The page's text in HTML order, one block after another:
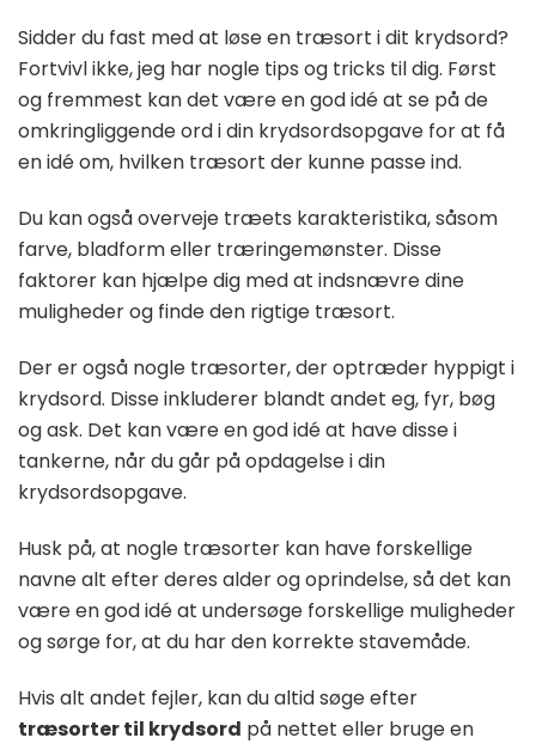
Sidder du fast med at løse en træsort i dit krydsord?
Fortvivl ikke, jeg har nogle tips og tricks til dig. Først
og fremmest kan det være en god idé at se på de
omkringliggende ord i din krydsordsopgave for at få
en idé om, hvilken træsort der kunne passe ind.
Du kan også overveje træets karakteristika, såsom
farve, bladform eller træringemønster. Disse
faktorer kan hjælpe dig med at indsnævre dine
muligheder og finde den rigtige træsort.
Der er også nogle træsorter, der optræder hyppigt i
krydsord. Disse inkluderer blandt andet eg, fyr, bøg
og ask. Det kan være en god idé at have disse i
tankerne, når du går på opdagelse i din
krydsordsopgave.
Husk på, at nogle træsorter kan have forskellige
navne alt efter deres alder og oprindelse, så det kan
være en god idé at undersøge forskellige muligheder
og sørge for, at du har den korrekte stavemåde.
Hvis alt andet fejler, kan du altid søge efter
træsorter til krydsord på nettet eller bruge en